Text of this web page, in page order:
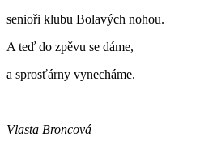
senioři klubu Bolavých nohou.
A teď do zpěvu se dáme,
a sprosťárny vynecháme.
Vlasta Broncová